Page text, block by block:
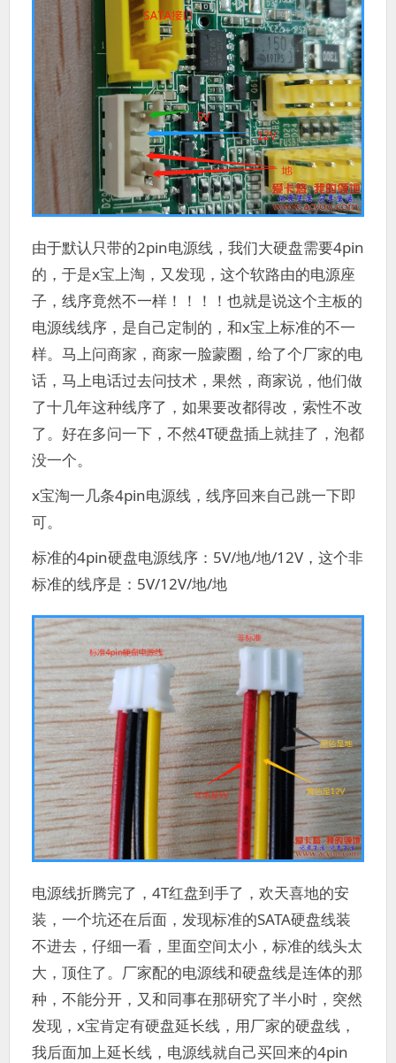
由于默认只带的2pin电源线，我们大硬盘需要4pin
的，于是x宝上淘，又发现，这个软路由的电源座
子，线序竟然不一样！！！！也就是说这个主板的
电源线线序，是自己定制的，和x宝上标准的不一
样。马上问商家，商家一脸蒙圈，给了个厂家的电
话，马上电话过去问技术，果然，商家说，他们做
了十几年这种线序了，如果要改都得改，索性不改
了。好在多问一下，不然4T硬盘插上就挂了，泡都
没一个。
x宝淘一几条4pin电源线，线序回来自己跳一下即
可。
标准的4pin硬盘电源线序：5V/地/地/12V，这个非
标准的线序是：5V/12V/地/地
电源线折腾完了，4T红盘到手了，欢天喜地的安
装，一个坑还在后面，发现标准的SATA硬盘线装
不进去，仔细一看，里面空间太小，标准的线头太
大，顶住了。厂家配的电源线和硬盘线是连体的那
种，不能分开，又和同事在那研究了半小时，突然
发现，x宝肯定有硬盘延长线，用厂家的硬盘线，
我后面加上延长线，电源线就自己买回来的4pin